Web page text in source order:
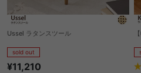
Ussel ラタンスツール
sold out
¥11,210